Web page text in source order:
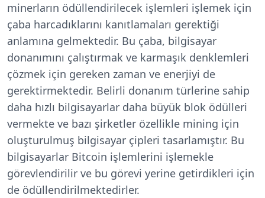
minerların ödüllendirilecek işlemleri işlemek için
çaba harcadıklarını kanıtlamaları gerektiği
anlamına gelmektedir. Bu çaba, bilgisayar
donanımını çalıştırmak ve karmaşık denklemleri
çözmek için gereken zaman ve enerjiyi de
gerektirmektedir. Belirli donanım türlerine sahip
daha hızlı bilgisayarlar daha büyük blok ödülleri
vermekte ve bazı şirketler özellikle mining için
oluşturulmuş bilgisayar çipleri tasarlamıştır. Bu
bilgisayarlar Bitcoin işlemlerini işlemekle
görevlendirilir ve bu görevi yerine getirdikleri için
de ödüllendirilmektedirler.